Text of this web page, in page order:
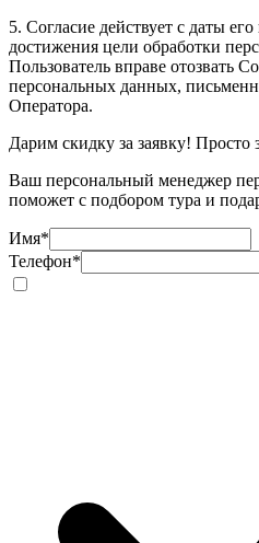
5. Согласие действует с даты
достижения цели обработки
Пользователь вправе отозвать
персональных данных,
Оператора.
Дарим скидку за заявку! Просто
Ваш персональный менеджер
поможет с подбором тура и
Имя*
Телефон*